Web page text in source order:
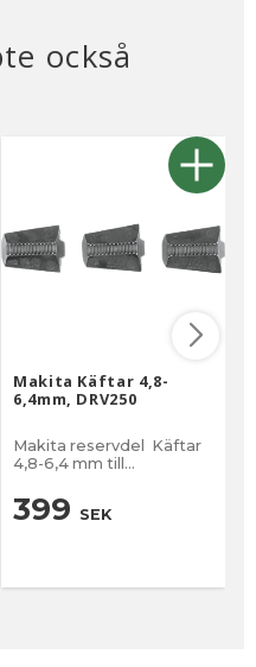
också
Makita Käftar 4,8-
6,4mm, DRV250
Makita reservdel Käftar
4,8-6,4 mm till
pack
399 SEK